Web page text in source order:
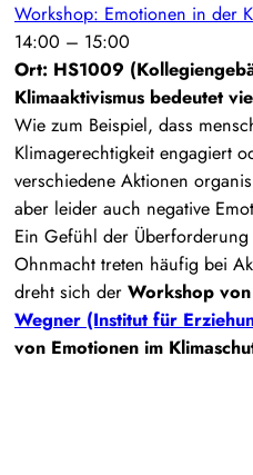
Workshop: Emotionen in der
14:00 – 15:00
Ort: HS1009
Klimaaktivismus bedeutet
Wie zum Beispiel, dass
Klimagerechtigkeit engagiert
verschiedene Aktionen
aber leider auch negative
Ein Gefühl der
Ohnmacht treten häufig bei
dreht sich der Workshop
Wegner (Institut für
von Emotionen im